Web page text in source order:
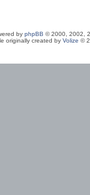
by phpBB © 2000, 2002,
originally created by Volize ©